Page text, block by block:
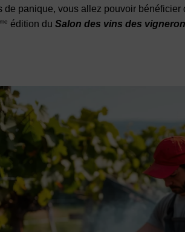
de panique, vous allez pouvoir bénéficier
édition du Salon des vins des